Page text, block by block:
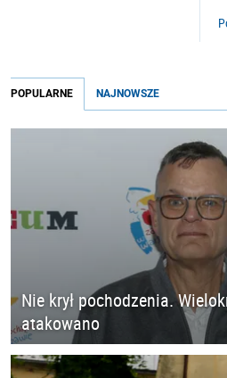
POPULARNE NAJNOWSZE
Nie krył pochodzenia.
atakowano